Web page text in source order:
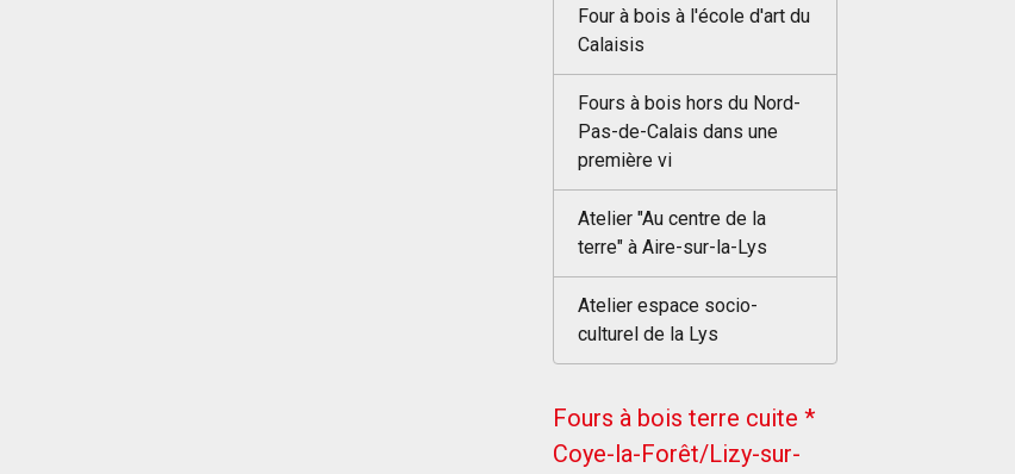
Four à bois à l'école d'art du
Calaisis
Fours à bois hors du Nord-
Pas-de-Calais dans une
première vi
Atelier "Au centre de la
terre" à Aire-sur-la-Lys
Atelier espace socio-
culturel de la Lys
Fours à bois terre cuite *
Coye-la-Forêt/Lizy-sur-